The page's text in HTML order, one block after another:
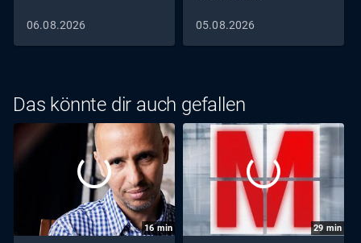
06.08.2026 05.08.2026
Das könnte dir auch gefallen
16min 29 min